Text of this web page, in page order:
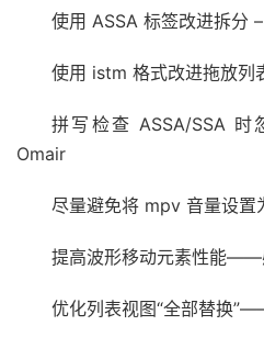
使用 ASSA 标签改进拆分
使用 istm 格式改进拖放
拼写检查 ASSA/SSA
Omair
尽量避免将 mpv 音量设
提高波形移动元素性能
优化列表视图“全部替换